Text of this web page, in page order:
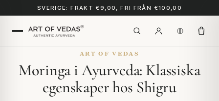
SVERIGE: FRAKT €9,00, FRI FRÅN €100,00
ART OF VEDAS
Moringa i Ayurveda: Klassiska
egenskaper hos Shigru